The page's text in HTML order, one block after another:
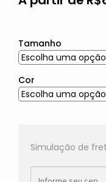
Tamanho
Cor
Simulação de